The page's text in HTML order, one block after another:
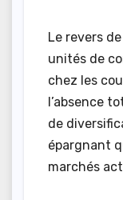
Le revers
unités de
chez les
l’absence
de
épargnant
marchés